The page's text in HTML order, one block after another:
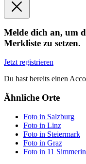
Melde dich an, um
Merkliste zu setzen.
Jetzt registrieren
Du hast bereits einen
Ähnliche Orte
Foto in Salzburg
Foto in Linz
Foto in Steiermark
Foto in Graz
Foto in 11